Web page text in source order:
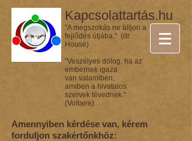
Kapcsolattartás.hu
"A megszokás ne álljon a
fejlődés útjába." (dr.
House)
"Veszélyes dolog, ha az
embernek igaza
van valamiben,
amiben a hivatalos
szervek tévednek."
(Voltaire)
Amennyiben kérdése van, kérem
forduljon szakértőnkhöz: